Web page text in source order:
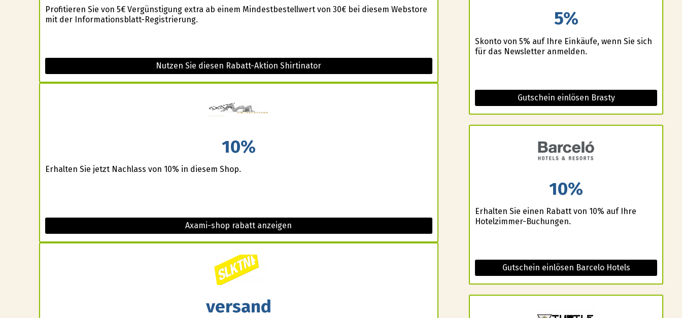
Profitieren Sie von 5€ Vergünstigung extra ab einem Mindestbestellwert von 30€ bei diesem Webstore
mit der Informationsblatt-Registrierung.
Nutzen Sie diesen Rabatt-Aktion Shirtinator
10%
Erhalten Sie jetzt Nachlass von 10% in diesem Shop.
Axami-shop rabatt anzeigen
versand
5%
Skonto von 5% auf Ihre Einkäufe, wenn Sie sich
für das Newsletter anmelden.
Gutschein einlösen Brasty
10%
Erhalten Sie einen Rabatt von 10% auf Ihre
Hotelzimmer-Buchungen.
Gutschein einlösen Barcelo Hotels